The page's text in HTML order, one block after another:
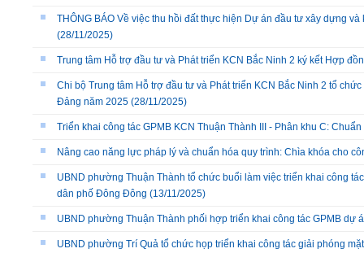
THÔNG BÁO Về việc thu hồi đất thực hiện Dự án đầu tư xây dựng
(28/11/2025)
Trung tâm Hỗ trợ đầu tư và Phát triển KCN Bắc Ninh 2 ký kết Hợp
Chi bộ Trung tâm Hỗ trợ đầu tư và Phát triển KCN Bắc Ninh 2 tổ
Đảng năm 2025 (28/11/2025)
Triển khai công tác GPMB KCN Thuận Thành III - Phân khu C:
Nâng cao năng lực pháp lý và chuẩn hóa quy trình: Chìa khóa cho
UBND phường Thuận Thành tổ chức buổi làm việc triển khai công
dân phố Đông Đông (13/11/2025)
UBND phường Thuận Thành phối hợp triển khai công tác GPMB dự
UBND phường Trí Quả tổ chức họp triển khai công tác giải phóng